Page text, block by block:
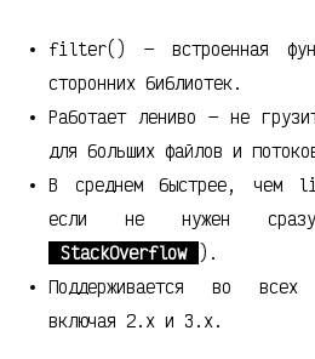
filter() — встроенная
сторонних библиотек.
Работает лениво — не
для больших файлов и
В среднем быстрее, чем
если не нужен
StackOverflow
).
Поддерживается во
включая 2.x и 3.x.